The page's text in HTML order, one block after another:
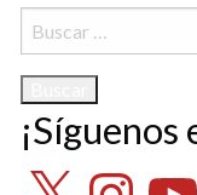
Buscar:
¡Síguenos
X Instagram